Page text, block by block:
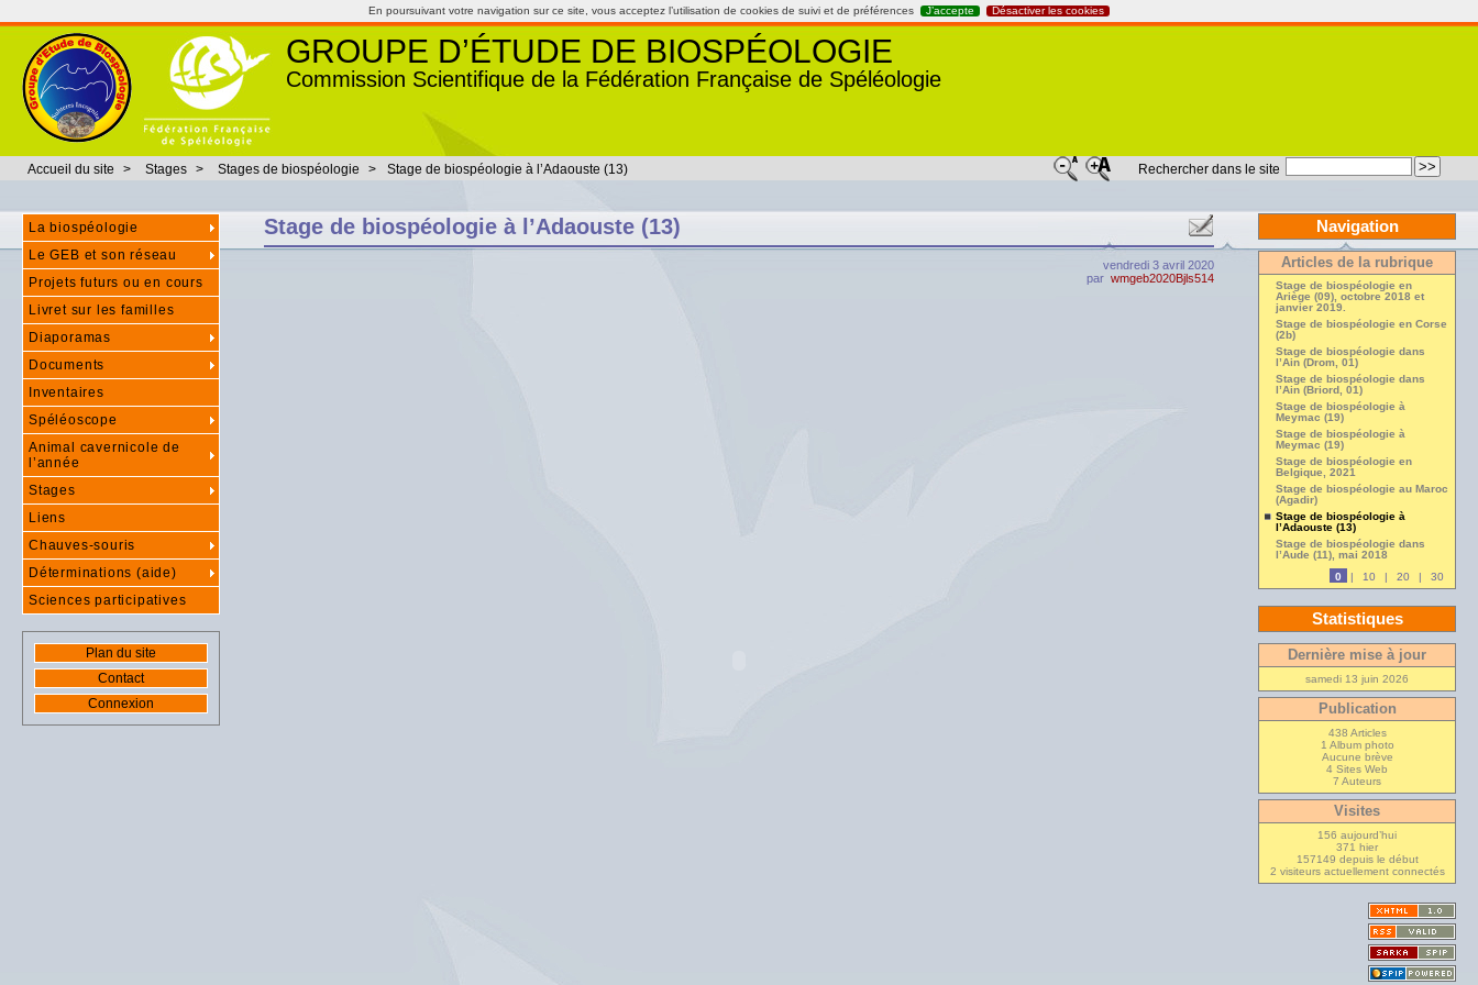
En poursuivant votre navigation sur ce site, vous acceptez l’utilisation de cookies de suivi et de préférences J’accepte Désactiver les cookies
GROUPE D’ÉTUDE DE BIOSPÉOLOGIE
Commission Scientifique de la Fédération Française de Spéléologie
Rechercher dans le site
Accueil du site > Stages > Stages de biospéologie > Stage de biospéologie à l’Adaouste (13)
Stage de biospéologie à l’Adaouste (13)
vendredi 3 avril 2020
par wmgeb2020Bjls514
La biospéologie
Le GEB et son réseau
Projets futurs ou en cours
Livret sur les familles
Diaporamas
Documents
Inventaires
Spéléoscope
Animal cavernicole de
l’année
Stages
Liens
Chauves-souris
Déterminations (aide)
Sciences participatives
Plan du site
Contact
Connexion
Navigation
Articles de la rubrique
Stage de biospéologie en
Ariège (09), octobre 2018 et
janvier 2019.
Stage de biospéologie en Corse
(2b)
Stage de biospéologie dans
l’Ain (Drom, 01)
Stage de biospéologie dans
l’Ain (Briord, 01)
Stage de biospéologie à
Meymac (19)
Stage de biospéologie à
Meymac (19)
Stage de biospéologie en
Belgique, 2021
Stage de biospéologie au Maroc
(Agadir)
Stage de biospéologie à
l’Adaouste (13)
Stage de biospéologie dans
l’Aude (11), mai 2018
0
| 10 | 20 | 30
Statistiques
Dernière mise à jour
samedi 13 juin 2026
Publication
438 Articles
1 Album photo
Aucune brève
4 Sites Web
7 Auteurs
Visites
156 aujourd’hui
371 hier
157149 depuis le début
2 visiteurs actuellement connectés